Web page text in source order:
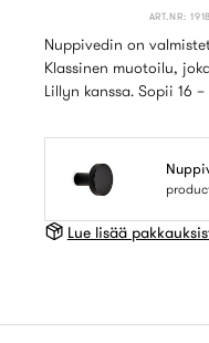
ART.NR:
Nuppivedin on
Klassinen muotoilu,
Lillyn kanssa. Sopii 16
Lue lisää